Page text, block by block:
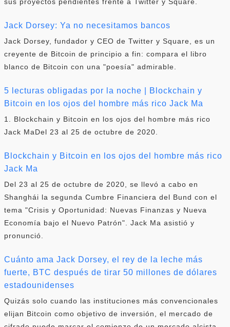
Jack Dorsey: Ya no necesitamos bancos
Jack Dorsey, fundador y CEO de Twitter y Square, es un
creyente de Bitcoin de principio a fin: compara el libro
blanco de Bitcoin con una "poesía" admirable.
5 lecturas obligadas por la noche | Blockchain y
Bitcoin en los ojos del hombre más rico Jack Ma
1. Blockchain y Bitcoin en los ojos del hombre más rico
Jack MaDel 23 al 25 de octubre de 2020.
Blockchain y Bitcoin en los ojos del hombre más rico
Jack Ma
Del 23 al 25 de octubre de 2020, se llevó a cabo en
Shanghái la segunda Cumbre Financiera del Bund con el
tema "Crisis y Oportunidad: Nuevas Finanzas y Nueva
Economía bajo el Nuevo Patrón". Jack Ma asistió y
pronunció.
Cuánto ama Jack Dorsey, el rey de la leche más
fuerte, BTC después de tirar 50 millones de dólares
estadounidenses
Quizás solo cuando las instituciones más convencionales
elijan Bitcoin como objetivo de inversión, el mercado de